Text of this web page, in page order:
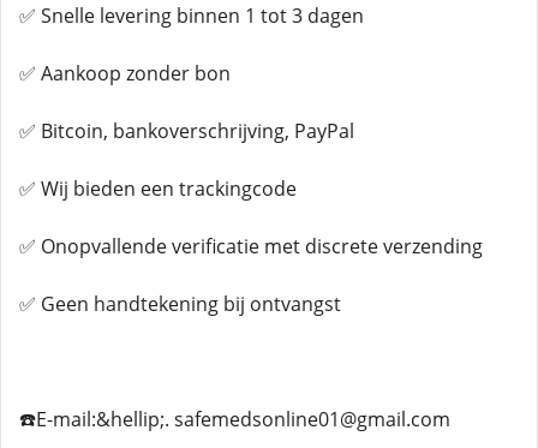
✅ Snelle levering binnen 1 tot 3 dagen
✅ Aankoop zonder bon
✅ Bitcoin, bankoverschrijving, PayPal
✅ Wij bieden een trackingcode
✅ Onopvallende verificatie met discrete verzending
✅ Geen handtekening bij ontvangst
☎️E-mail:&hellip;. safemedsonline01@gmail.com